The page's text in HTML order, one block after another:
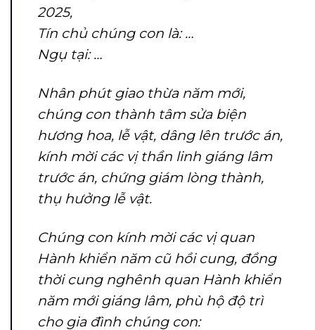
2025,
Tín chủ chúng con là: …
Ngụ tại: …
Nhân phút giao thừa năm mới,
chúng con thành tâm sửa biện
hương hoa, lễ vật, dâng lên trước án,
kính mời các vị thần linh giáng lâm
trước án, chứng giám lòng thành,
thụ hưởng lễ vật.
Chúng con kính mời các vị quan
Hành khiển năm cũ hồi cung, đồng
thời cung nghênh quan Hành khiển
năm mới giáng lâm, phù hộ độ trì
cho gia đình chúng con: